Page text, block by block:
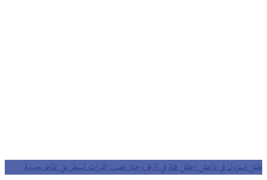
مقتل مسؤول في داعش اعتقل فتاة في الرقة وحملة غضب الفرات تسيطر على نقاط جديدة